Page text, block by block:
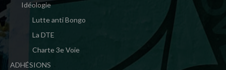
Idéologie
Lutte anti Bongo
La DTE
Charte 3e Voie
ADHÉSIONS